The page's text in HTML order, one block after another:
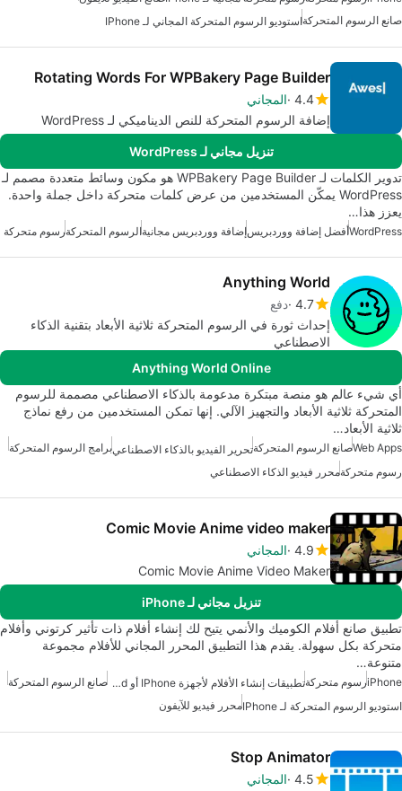
صانع الرسوم المتحركةاستوديو الرسوم المتحركة المجاني لـ IPhone
Rotating Words For WPBakery Page Builder
4.4 المجاني
إضافة الرسوم المتحركة للنص الديناميكي لـ WordPress
تنزيل مجاني لـ WordPress
تدوير الكلمات لـ WPBakery Page Builder هو مكون وسائط متعددة مصمم لـ
WordPress يمكّن المستخدمين من عرض كلمات متحركة داخل جملة واحدة.
يعزز هذا…
WordPressأفضل إضافة ووردبريسإضافة ووردبريس مجانيةالرسوم المتحركةرسوم متحركة
Anything World
4.7 دفع
إحداث ثورة في الرسوم المتحركة ثلاثية الأبعاد بتقنية الذكاء
الاصطناعي
Anything World Online
أي شيء عالم هو منصة مبتكرة مدعومة بالذكاء الاصطناعي مصممة للرسوم
المتحركة ثلاثية الأبعاد والتجهيز الآلي. إنها تمكن المستخدمين من رفع نماذج
ثلاثية الأبعاد…
Web Appsصانع الرسوم المتحركةتحرير الفيديو بالذكاء الاصطناعيبرامج الرسوم المتحركة
رسوم متحركةمحرر فيديو الذكاء الاصطناعي
Comic Movie Anime video maker
4.9 المجاني
Comic Movie Anime Video Maker
تنزيل مجاني لـ iPhone
تطبيق صانع أفلام الكوميك والأنمي يتيح لك إنشاء أفلام ذات تأثير كرتوني وأفلام
متحركة بكل سهولة. يقدم هذا التطبيق المحرر المجاني للأفلام مجموعة
متنوعة…
iPhoneرسوم متحركة تطبيقات إنشاء الأفلام لأجهزة IPhone أو IPad صانع الرسوم المتحركة
استوديو الرسوم المتحركة لـ IPhone
محرر فيديو للآيفون
Stop Animator
4.5 المجاني